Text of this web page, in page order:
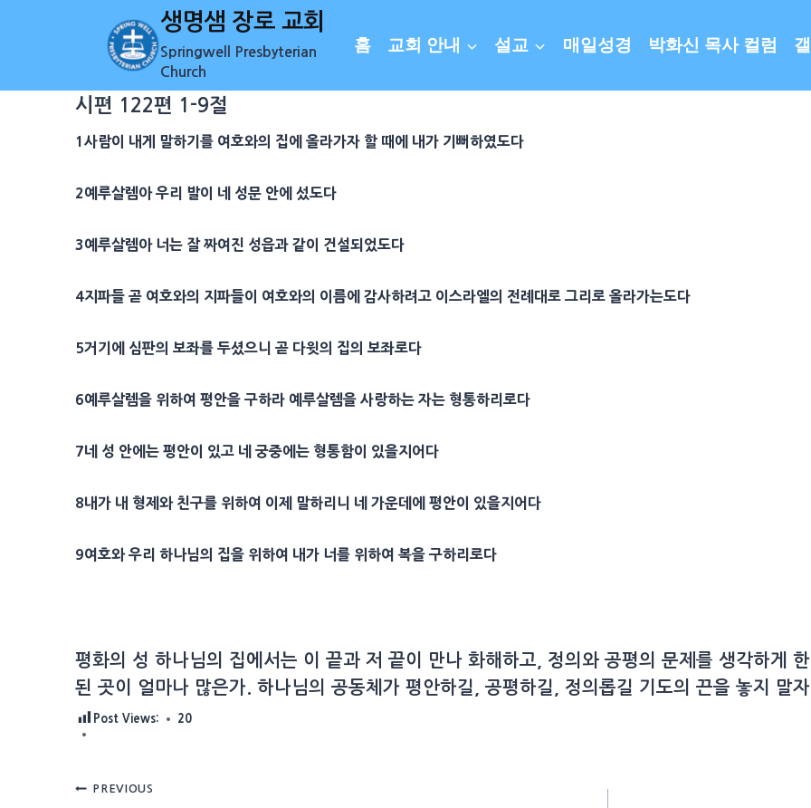
생명샘 장로 교회
Springwell Presbyterian
Church
홈 교회 안내 설교 매일성경 박화신 목사 컬럼
시편 122편 1-9절
1사람이 내게 말하기를 여호와의 집에 올라가자 할 때에 내가 기뻐하였도다
2예루살렘아 우리 발이 네 성문 안에 섰도다
3예루살렘아 너는 잘 짜여진 성읍과 같이 건설되었도다
4지파들 곧 여호와의 지파들이 여호와의 이름에감사하려고 이스라엘의 전례대로 그리로 올라가는도다
5거기에 심판의보좌를 두셨으니 곧 다윗의 집의보좌로다
6예루살렘을 위하여평안을 구하라 예루살렘을사랑하는 자는 형통하리로다
7네 성 안에는평안이 있고 네 궁중에는 형통함이 있을지어다
8내가 내 형제와 친구를 위하여 이제 말하리니 네 가운데에평안이 있을지어다
9여호와 우리 하나님의 집을 위하여 내가 너를 위하여 복을 구하리로다
평화의 성 하나님의 집에서는 이 끝과 저 끝이 만나 화해하고, 정의와 공평의 문제를 생각하게
된 곳이 얼마나 많은가. 하나님의 공동체가 평안하길, 공평하길, 정의롭길 기도의 끈을 놓지 말
Post Views: 20
Post
PREVIOUS